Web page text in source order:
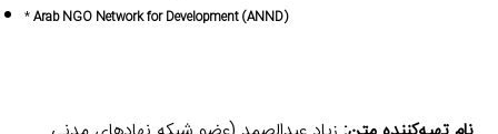
*Arab NGO Network for Development (ANND)